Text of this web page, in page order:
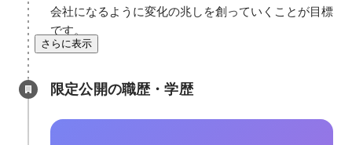
会社になるように変化の兆しを創っていくことが目標
です。
さらに表示
限定公開の職歴・学歴